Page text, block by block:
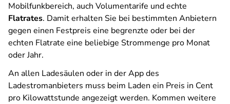
Mobilfunkbereich, auch Volumentarife und echte
Flatrates. Damit erhalten Sie bei bestimmten Anbietern
gegen einen Festpreis eine begrenzte oder bei der
echten Flatrate eine beliebige Strommenge pro Monat
oder Jahr.
An allen Ladesäulen oder in der App des
Ladestromanbieters muss beim Laden ein Preis in Cent
pro Kilowattstunde angezeigt werden. Kommen weitere